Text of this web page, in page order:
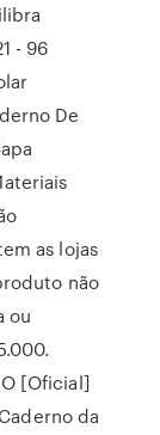
- 96
De
as lojas
não
ou
[Oficial]
da